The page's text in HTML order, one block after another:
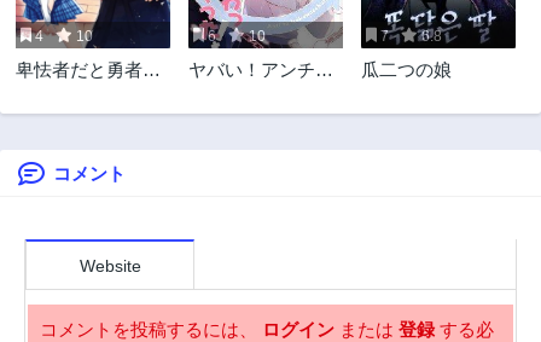
3年前 3年前
63話
3年前
62話
3年前
61話 60話
59話
57話
55話
3年前
54話
3年前
4 10
卑怯者だと勇者パ
たので働くことを
6 10
ヤバい！アンチと
た！
7 6.8
瓜二つの娘
コメント
Website
コメントを投稿するには、 ログイン または 登録する必